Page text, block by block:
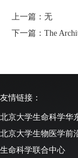
上一篇：无
下一篇：The
友情链接：
北京大学生命科学华
北京大学生物医学前
生命科学联合中心